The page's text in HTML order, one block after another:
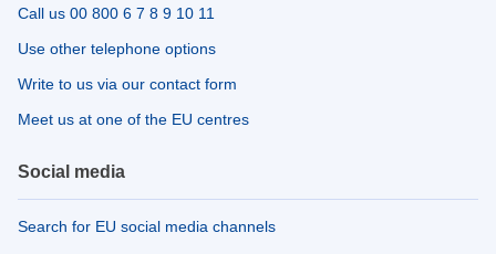
Call us 00 800 6 7 8 9 10 11
Use other telephone options
Write to us via our contact form
Meet us at one of the EU centres
Social media
Search for EU social media channels